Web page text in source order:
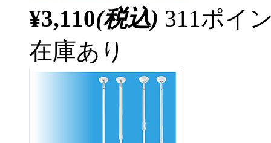
¥3,110(税込) 311ポイ
在庫あり